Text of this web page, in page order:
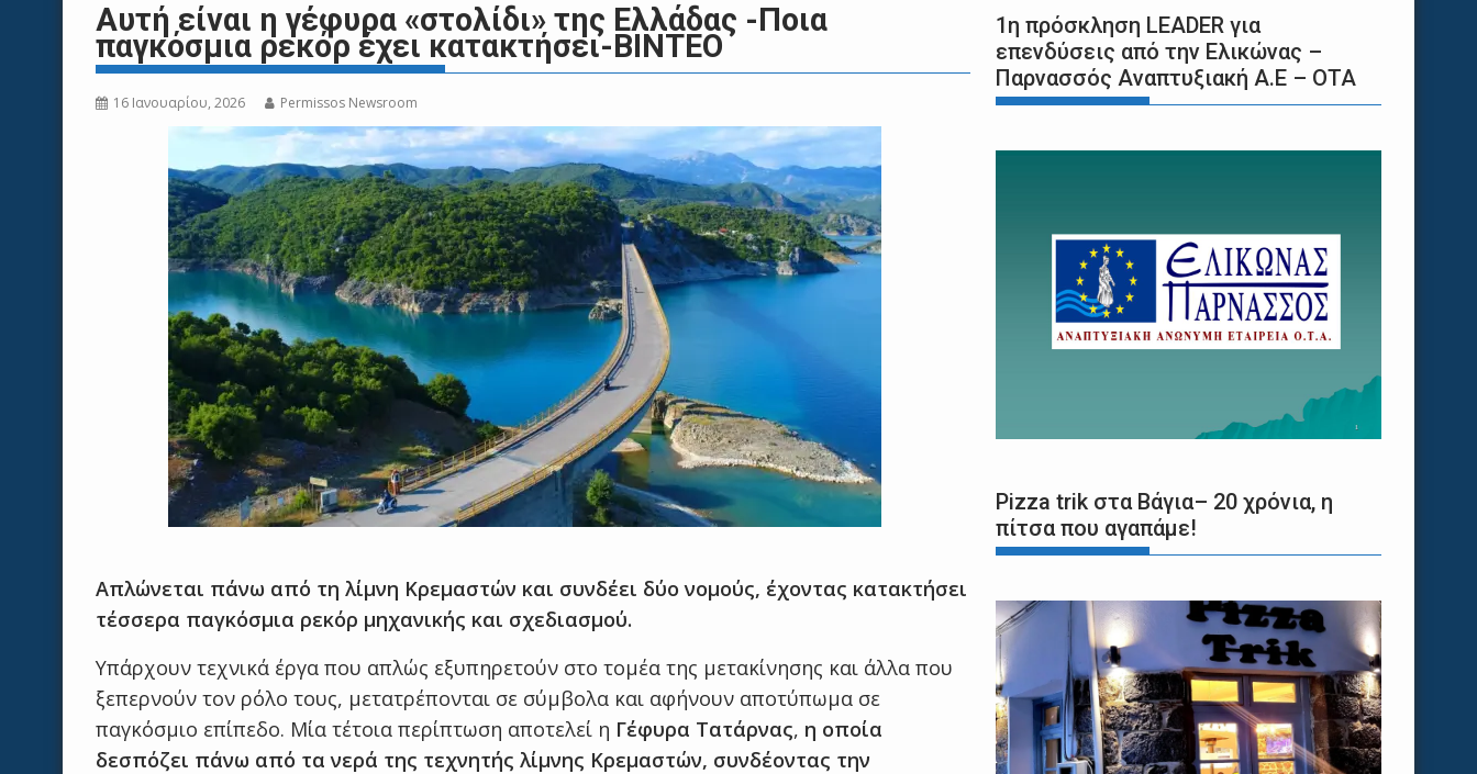
Αυτή είναι η γέφυρα «στολίδι» της Ελλάδας -Ποια
παγκόσμια ρεκόρ έχει κατακτήσει-ΒΙΝΤΕΟ
16 Ιανουαρίου, 2026 Permissos Newsroom
Απλώνεται πάνω από τη λίμνη Κρεμαστών και συνδέει δύο νομούς, έχοντας κατακτήσει
τέσσερα παγκόσμια ρεκόρ μηχανικής και σχεδιασμού.
Υπάρχουν τεχνικά έργα που απλώς εξυπηρετούν στο τομέα της μετακίνησης και άλλα που
ξεπερνούν τον ρόλο τους, μετατρέπονται σε σύμβολα και αφήνουν αποτύπωμα σε
παγκόσμιο επίπεδο. Μία τέτοια περίπτωση αποτελεί η Γέφυρα Τατάρνας, η οποία
δεσπόζει πάνω από τα νερά της τεχνητής λίμνης Κρεμαστών, συνδέοντας την
1η πρόσκληση LEADER για
επενδύσεις από την Ελικώνας –
Παρνασσός Αναπτυξιακή Α.Ε – ΟΤΑ
Pizza trik στα Βάγια– 20 χρόνια, η
πίτσα που αγαπάμε!